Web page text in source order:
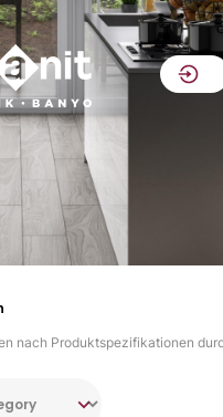
nach Produktspezifikationen